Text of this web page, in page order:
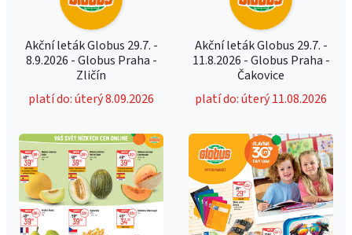
Akční leták Globus 29.7. -
8.9.2026 - Globus Praha -
Zličín
platí do: úterý 8.09.2026
Akční leták Globus 29.7. -
11.8.2026 - Globus Praha -
Čakovice
platí do: úterý 11.08.2026